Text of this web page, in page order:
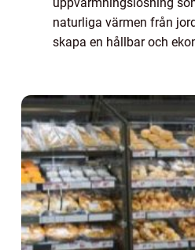
naturliga värmen från
skapa en hållbar och